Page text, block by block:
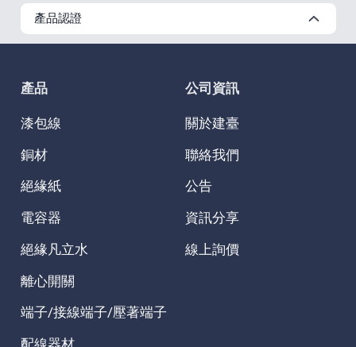
產品認證
產品
漆包線
銅材
絕緣紙
電容器
絕緣凡立水
離心開關
端子/接線端子/壓著端子
公司資訊
關於建臺
聯絡我們
公告
資訊分享
線上詢價